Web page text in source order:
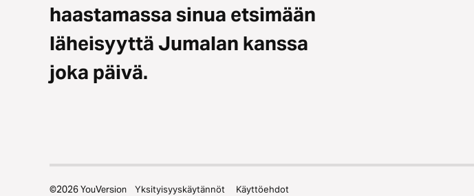
haastamassa sinua etsimään
läheisyyttä Jumalan kanssa
joka päivä.
©2026YouVersion Yksityisyyskäytännöt
Käyttöehdot